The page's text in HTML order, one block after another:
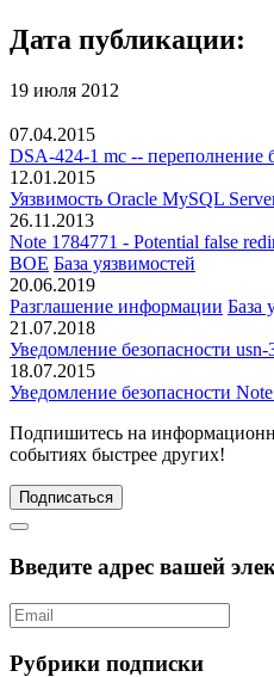
Дата публикации:
19 июля 2012
07.04.2015
DSA-424-1 mc -- переполнение
12.01.2015
Уязвимость Oracle MySQL
26.11.2013
Note 1784771 - Potential false
BOE База уязвимостей
20.06.2019
Разглашение информации База
21.07.2018
Уведомление безопасности usn-
18.07.2015
Уведомление безопасности
Подпишитесь на
событиях быстрее других!
Подписаться
Введите адрес вашей
Рубрики подписки